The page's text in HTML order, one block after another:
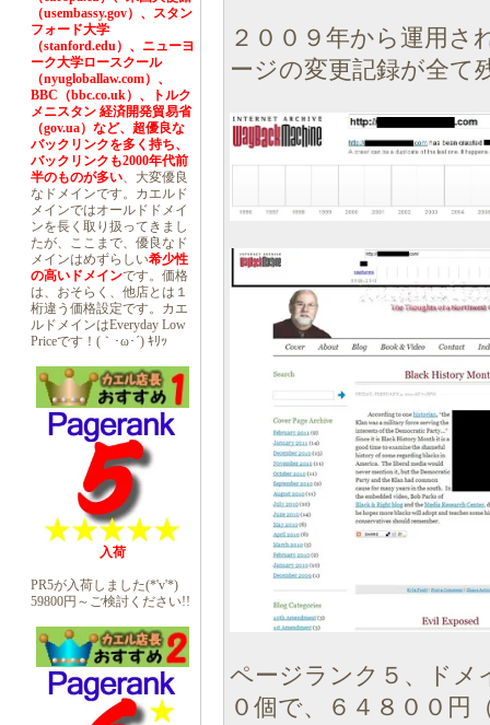
（usembassy.gov）、スタン
フォード大学
（stanford.edu）、ニューヨ
ーク大学ロースクール
（nyugloballaw.com）、
BBC（bbc.co.uk）、トルク
メニスタン 経済開発貿易省
（gov.ua）など、超優良な
バックリンクを多く持ち、
バックリンクも2000年代前
半のものが多い、大変優良
なドメインです。カエルド
メインではオールドドメイ
ンを長く取り扱ってきまし
たが、ここまで、優良なド
メインはめずらしい希少性
の高いドメインです。価格
は、おそらく、他店とは１
桁違う価格設定です。カエ
ルドメインはEveryday Low
Priceです！(｀･ω･´) ｷﾘｯ
入荷
PR5が入荷しました(*'v'*)
59800円～ご検討ください!!
２００９年から運用さ
ージの変更記録が全て
ページランク５、ドメ
０個で、６４８００円